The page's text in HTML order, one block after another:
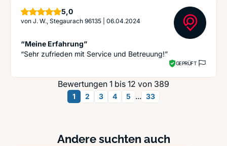
5,0Sterne
von J. W., Stegaurach 96135 06.04.2024
“Meine Erfahrung”
“Sehr zufrieden mit Service und Betreuung!”
GEPRÜFT
Bewertungen 1 bis 12 von 389
1 2 3 4 5 ... 33
Andere suchten auch